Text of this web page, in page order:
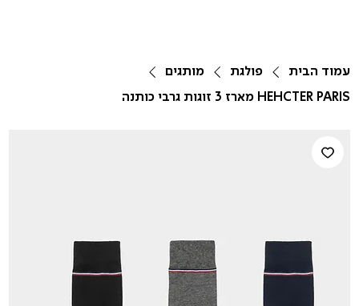
עמוד הבית פולגת
מותגים
HEHCTER PARIS מארז 3 זוגות גרבי כותנה